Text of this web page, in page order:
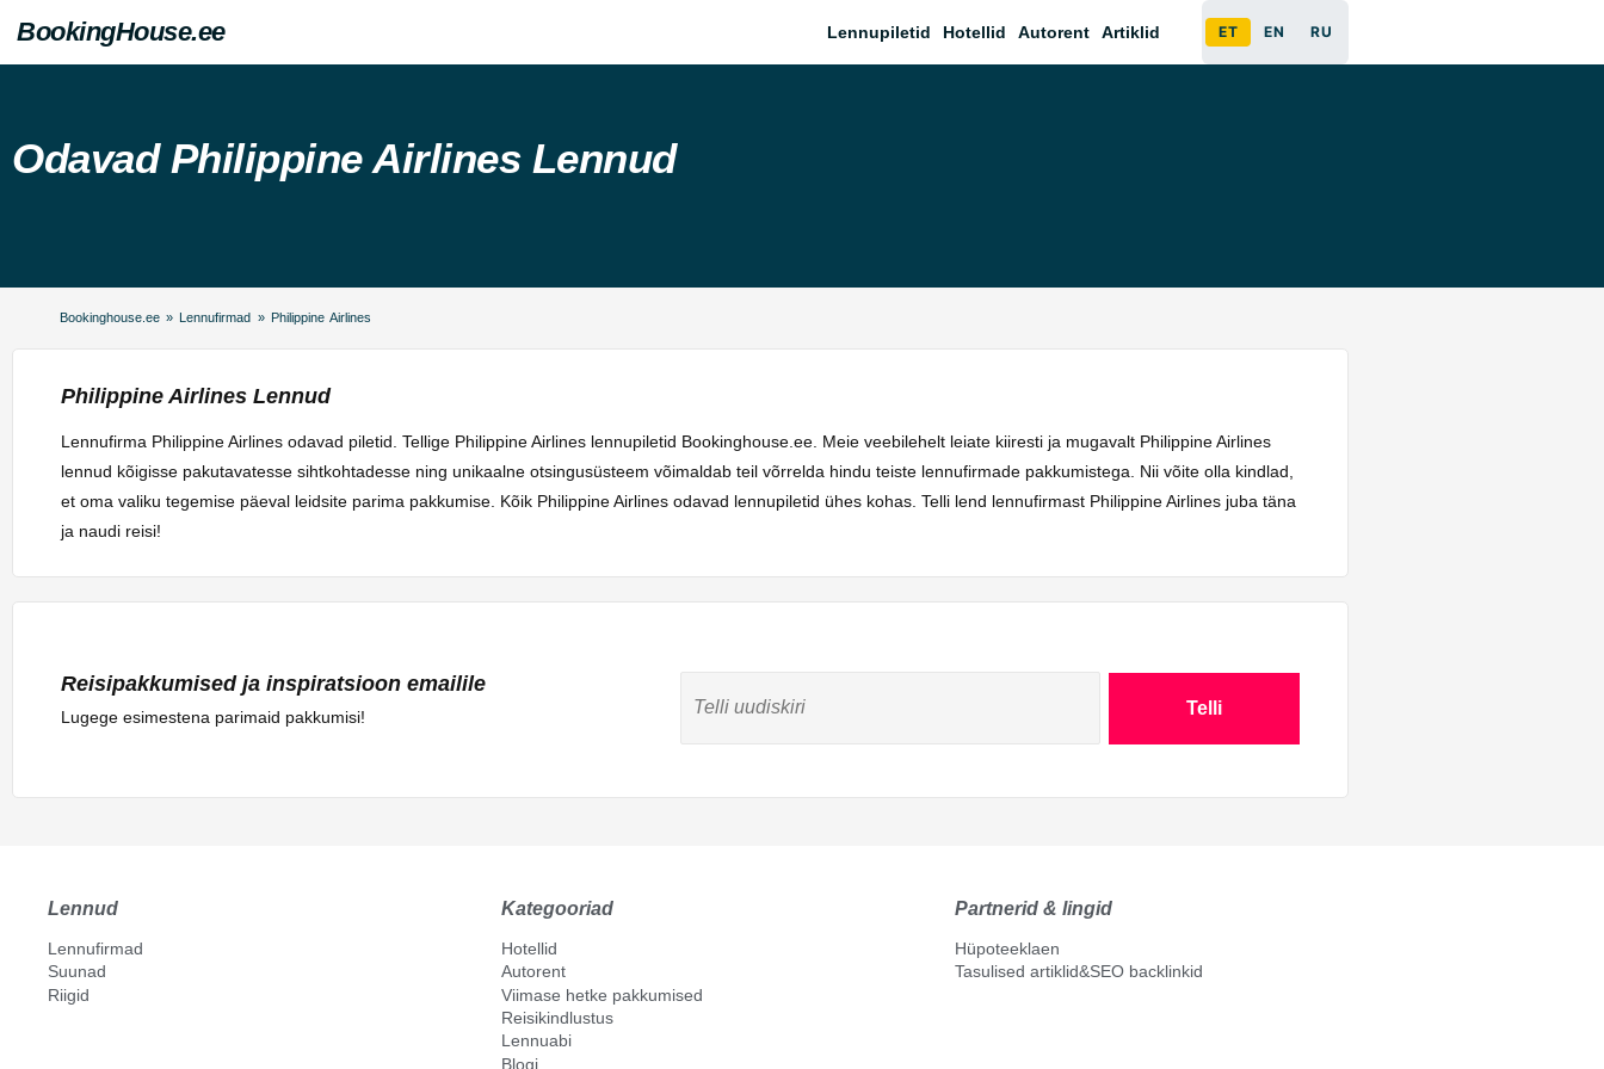
BookingHouse.ee Lennupiletid Hotellid Autorent Artiklid ET EN RU
Odavad Philippine Airlines Lennud
Bookinghouse.ee » Lennufirmad » Philippine Airlines
Philippine Airlines Lennud
Lennufirma Philippine Airlines odavad piletid. Tellige Philippine Airlines lennupiletid Bookinghouse.ee. Meie veebilehelt leiate kiiresti ja mugavalt Philippine Airlines
lennud kõigisse pakutavatesse sihtkohtadesse ning unikaalne otsingusüsteem võimaldab teil võrrelda hindu teiste lennufirmade pakkumistega. Nii võite olla kindlad,
et oma valiku tegemise päeval leidsite parima pakkumise. Kõik Philippine Airlines odavad lennupiletid ühes kohas. Telli lend lennufirmast Philippine Airlines juba täna
ja naudi reisi!
Reisipakkumised ja inspiratsioon emailile
Lugege esimestena parimaid pakkumisi! Telli
Lennud
Lennufirmad
Suunad
Riigid
Kategooriad
Hotellid
Autorent
Viimase hetke pakkumised
Reisikindlustus
Lennuabi
Blogi
Partnerid & lingid
Hüpoteeklaen
Tasulised artiklid&SEO backlinkid